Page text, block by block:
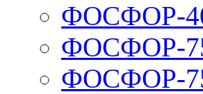
ФОСФОР-
ФОСФОР-
ФОСФОР-